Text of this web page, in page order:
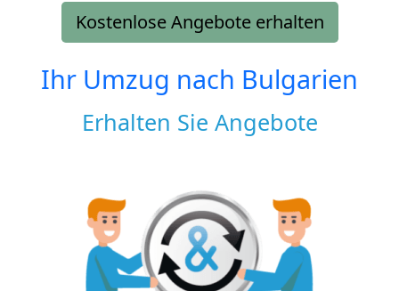
Kostenlose Angebote erhalten
Ihr Umzug nach Bulgarien
Erhalten Sie Angebote